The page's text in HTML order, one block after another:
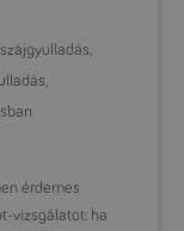
érdemes
vizsgálatot: ha